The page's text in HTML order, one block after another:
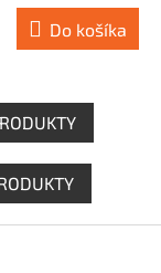
Do košíka